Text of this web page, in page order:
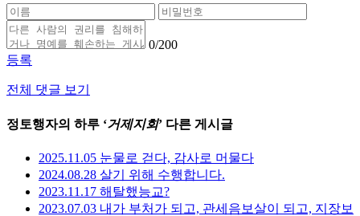
0/200
등록
전체 댓글 보기
정토행자의 하루 ‘거제지회’ 다른 게시글
2025.11.05 눈물로 걷다, 감사로 머물다
2024.08.28 살기 위해 수행합니다.
2023.11.17 해탈했능교?
2023.07.03 내가 부처가 되고, 관세음보살이 되고, 지장보